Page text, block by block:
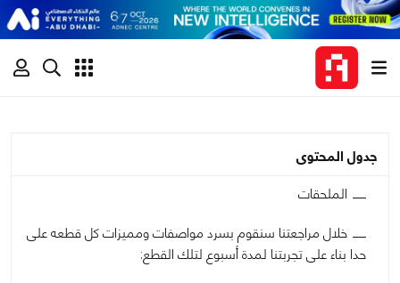
جدول المحتوى
الملحقات
خلال مراجعتنا سنقوم بسرد مواصفات ومميزات كل قطعه على
حدا بناء على تجربتنا لمدة أسبوع لتلك القطع: